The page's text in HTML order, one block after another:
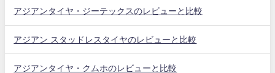
アジアンタイヤ・ジーテックスのレビューと比較
アジアン スタッドレスタイヤのレビューと比較
アジアンタイヤ・クムホのレビューと比較